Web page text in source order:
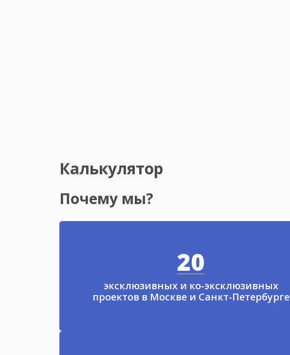
Калькулятор
Почему мы?
20
эксклюзивных и ко-эксклюзивных
проектов в Москве и Санкт-Петербурге